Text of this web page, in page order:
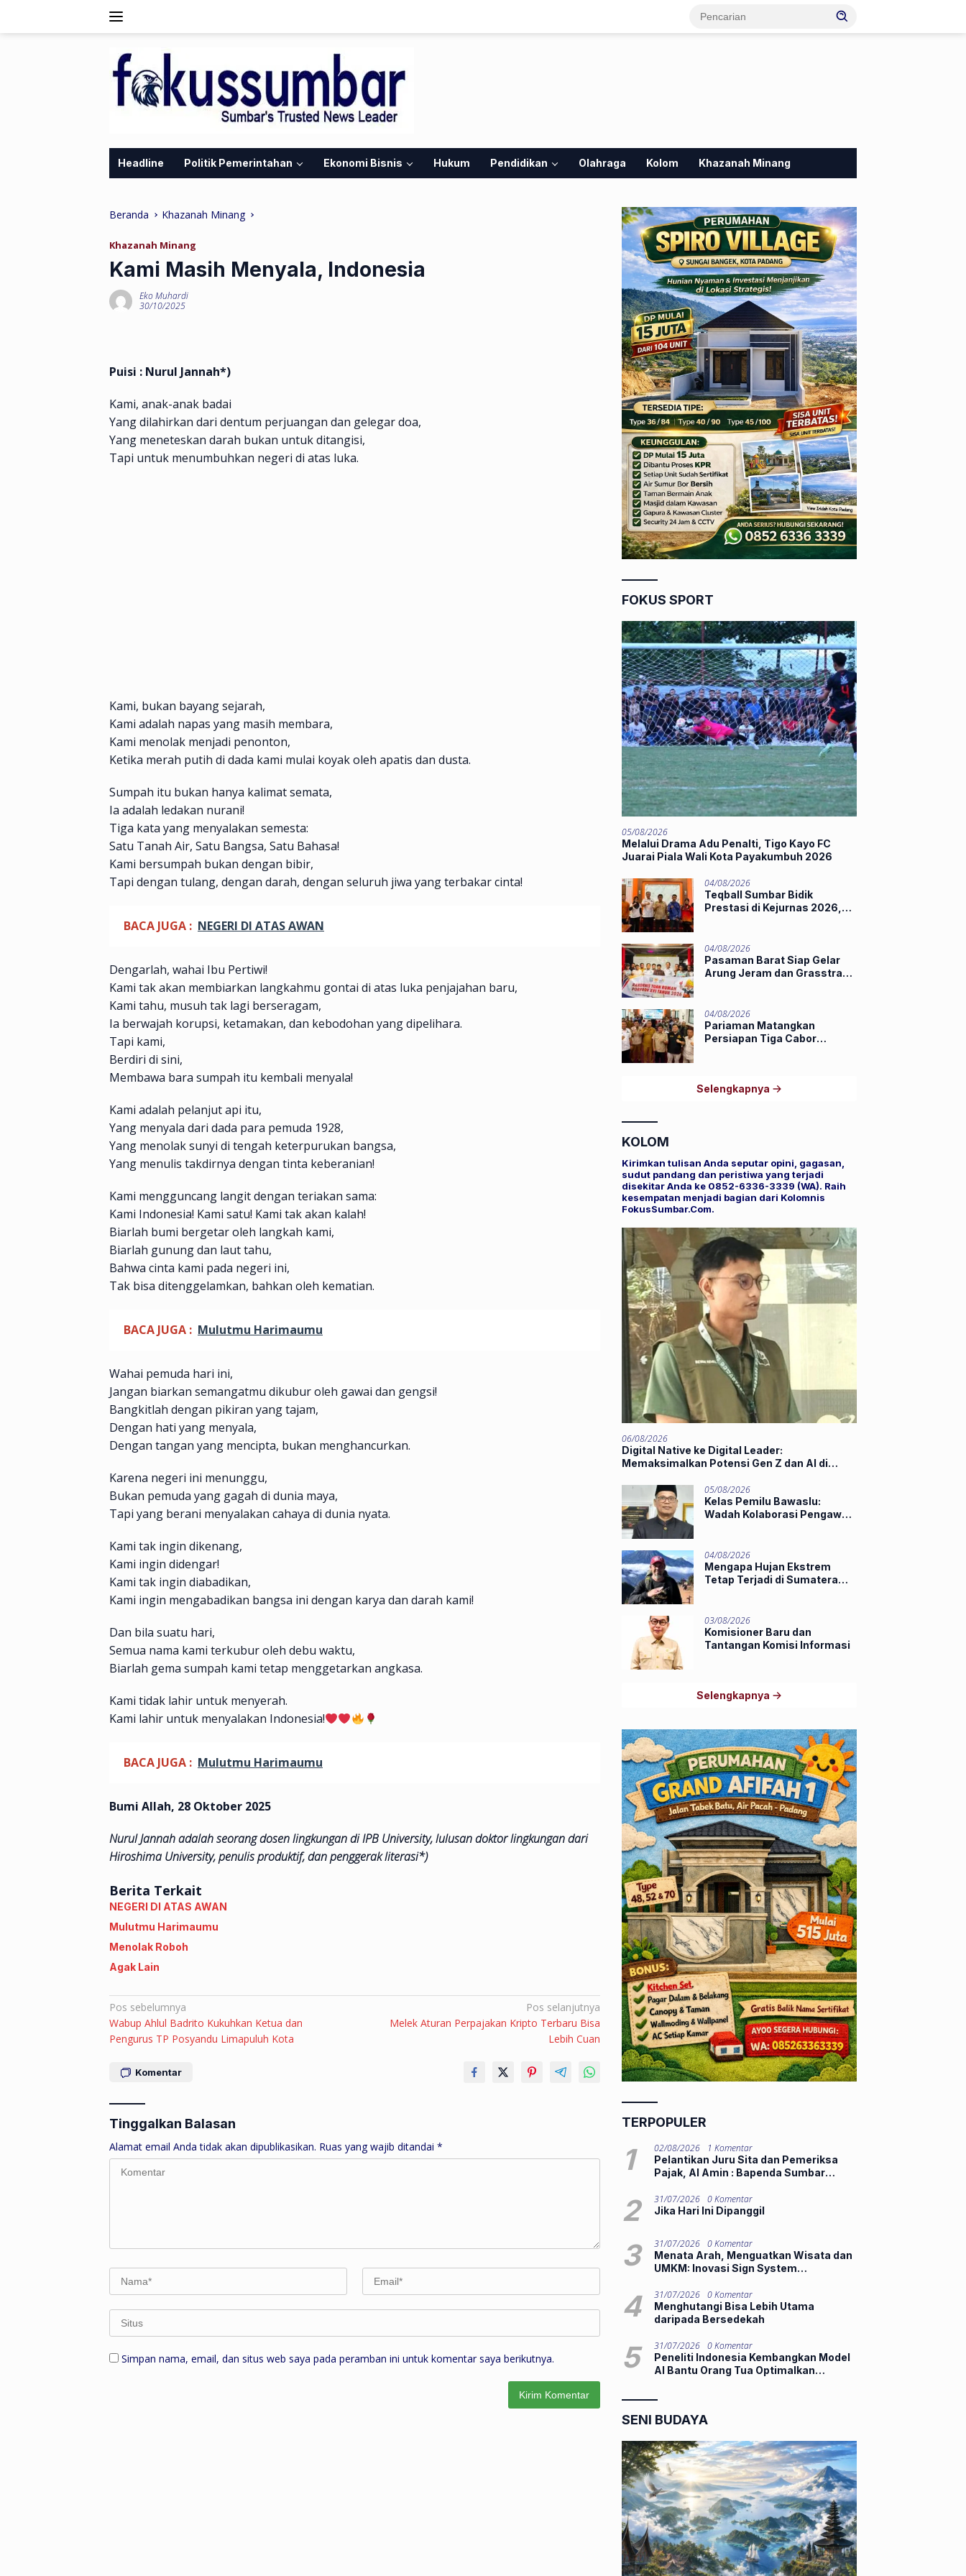
Headline Politik Pemerintahan Ekonomi Bisnis Hukum Pendidikan Olahraga Kolom Khazanah Minang
Beranda Khazanah Minang
Khazanah Minang
Kami Masih Menyala, Indonesia
Eko Muhardi
30/10/2025
Puisi : Nurul Jannah*)
Kami, anak-anak badai
Yang dilahirkan dari dentum perjuangan dan gelegar doa,
Yang meneteskan darah bukan untuk ditangisi,
Tapi untuk menumbuhkan negeri di atas luka.
Kami, bukan bayang sejarah,
Kami adalah napas yang masih membara,
Kami menolak menjadi penonton,
Ketika merah putih di dada kami mulai koyak oleh apatis dan dusta.
Sumpah itu bukan hanya kalimat semata,
Ia adalah ledakan nurani!
Tiga kata yang menyalakan semesta:
Satu Tanah Air, Satu Bangsa, Satu Bahasa!
Kami bersumpah bukan dengan bibir,
Tapi dengan tulang, dengan darah, dengan seluruh jiwa yang terbakar cinta!
BACA JUGA : NEGERI DI ATAS AWAN
Dengarlah, wahai Ibu Pertiwi!
Kami tak akan membiarkan langkahmu gontai di atas luka penjajahan baru,
Kami tahu, musuh tak lagi berseragam,
Ia berwajah korupsi, ketamakan, dan kebodohan yang dipelihara.
Tapi kami,
Berdiri di sini,
Membawa bara sumpah itu kembali menyala!
Kami adalah pelanjut api itu,
Yang menyala dari dada para pemuda 1928,
Yang menolak sunyi di tengah keterpurukan bangsa,
Yang menulis takdirnya dengan tinta keberanian!
Kami mengguncang langit dengan teriakan sama:
Kami Indonesia! Kami satu! Kami tak akan kalah!
Biarlah bumi bergetar oleh langkah kami,
Biarlah gunung dan laut tahu,
Bahwa cinta kami pada negeri ini,
Tak bisa ditenggelamkan, bahkan oleh kematian.
BACA JUGA : Mulutmu Harimaumu
Wahai pemuda hari ini,
Jangan biarkan semangatmu dikubur oleh gawai dan gengsi!
Bangkitlah dengan pikiran yang tajam,
Dengan hati yang menyala,
Dengan tangan yang mencipta, bukan menghancurkan.
Karena negeri ini menunggu,
Bukan pemuda yang gagah di dunia maya,
Tapi yang berani menyalakan cahaya di dunia nyata.
Kami tak ingin dikenang,
Kami ingin didengar!
Kami tak ingin diabadikan,
Kami ingin mengabadikan bangsa ini dengan karya dan darah kami!
Dan bila suatu hari,
Semua nama kami terkubur oleh debu waktu,
Biarlah gema sumpah kami tetap menggetarkan angkasa.
Kami tidak lahir untuk menyerah.
Kami lahir untuk menyalakan Indonesia!
BACA JUGA : Mulutmu Harimaumu
Bumi Allah, 28 Oktober 2025
Nurul Jannah adalahseorang dosen lingkungan di IPB University, lulusan doktor lingkungan dari
Hiroshima University, penulis produktif, dan penggerak literasi*)
Berita Terkait
NEGERI DI ATAS AWAN
Mulutmu Harimaumu
Menolak Roboh
Agak Lain
Navigasi
pos
Pos sebelumnya
Wabup Ahlul Badrito Kukuhkan Ketua dan
Pengurus TP Posyandu Limapuluh Kota
Pos selanjutnya
Melek Aturan Perpajakan Kripto Terbaru Bisa
Lebih Cuan
Komentar
Tinggalkan Balasan
Alamat email Anda tidak akan dipublikasikan. Ruas yang wajib ditandai *
Simpan nama, email, dan situs web saya pada peramban ini untuk komentar saya berikutnya.
FOKUS SPORT
05/08/2026
Melalui Drama Adu Penalti, Tigo Kayo FC
Juarai Piala Wali Kota Payakumbuh 2026
04/08/2026
Teqball Sumbar Bidik
Prestasi di Kejurnas 2026,
04/08/2026
Pasaman Barat Siap Gelar
Arung Jeram dan Grasstrack
04/08/2026
Pariaman Matangkan
Persiapan Tiga Cabor
Selengkapnya
KOLOM
Kirimkan tulisan Anda seputar opini, gagasan,
sudut pandang dan peristiwa yang terjadi
disekitar Anda ke 0852-6336-3339 (WA). Raih
kesempatan menjadi bagian dari Kolomnis
FokusSumbar.Com.
06/08/2026
Digital Native ke Digital Leader:
Memaksimalkan Potensi Gen Z dan AI di
05/08/2026
Kelas Pemilu Bawaslu:
Wadah Kolaborasi Pengawas
04/08/2026
Mengapa Hujan Ekstrem
Tetap Terjadi di Sumatera
03/08/2026
Komisioner Baru dan
Tantangan Komisi Informasi
Selengkapnya
TERPOPULER
1 02/08/2026
1 Komentar
Pelantikan Juru Sita dan Pemeriksa
Pajak, Al Amin : Bapenda Sumbar
Publik
2 31/07/2026
0 Komentar
Jika Hari Ini Dipanggil
3 31/07/2026
0 Komentar
Menata Arah, Menguatkan Wisata dan
UMKM: Inovasi Sign System
Silungkang Oso
4 31/07/2026
0 Komentar
Menghutangi Bisa Lebih Utama
daripada Bersedekah
5 31/07/2026
0 Komentar
Peneliti Indonesia Kembangkan Model
AI Bantu Orang Tua Optimalkan
SENI BUDAYA